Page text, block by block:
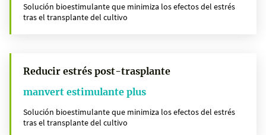
Solución bioestimulante que minimiza los efectos del estrés
tras el transplante del cultivo
Reducir estrés post-trasplante
manvert estimulante plus
Solución bioestimulante que minimiza los efectos del estrés
tras el transplante del cultivo